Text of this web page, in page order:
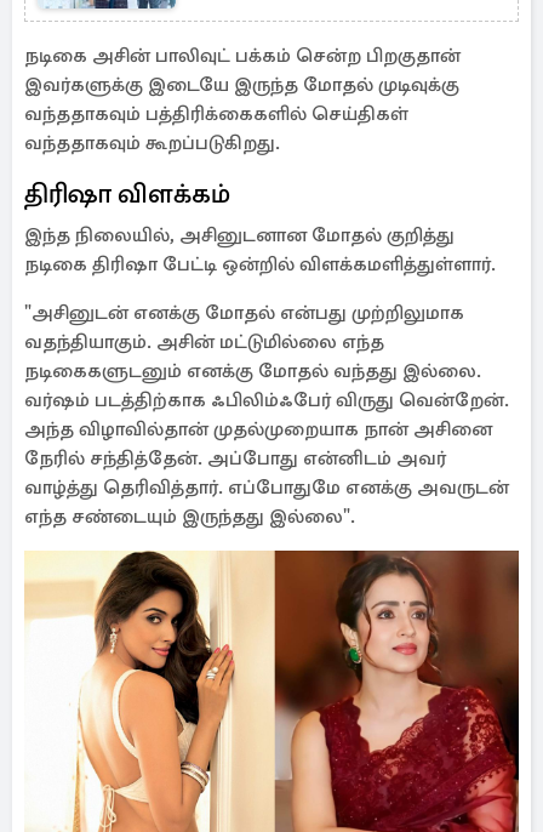
நடிகை அசின் பாலிவுட் பக்கம் சென்ற பிறகுதான்
இவர்களுக்கு இடையே இருந்த மோதல் முடிவுக்கு
வந்ததாகவும் பத்திரிக்கைகளில் செய்திகள்
வந்ததாகவும் கூறப்படுகிறது.
திரிஷா விளக்கம்
இந்த நிலையில், அசினுடனான மோதல் குறித்து
நடிகை திரிஷா பேட்டி ஒன்றில் விளக்கமளித்துள்ளார்.
"அசினுடன் எனக்கு மோதல் என்பது முற்றிலுமாக
வதந்தியாகும். அசின் மட்டுமில்லை எந்த
நடிகைகளுடனும் எனக்கு மோதல் வந்தது இல்லை.
வர்ஷம் படத்திற்காக ஃபிலிம்ஃபேர் விருது வென்றேன்.
அந்த விழாவில்தான் முதல்முறையாக நான் அசினை
நேரில் சந்தித்தேன். அப்போது என்னிடம் அவர்
வாழ்த்து தெரிவித்தார். எப்போதுமே எனக்கு அவருடன்
எந்த சண்டையும் இருந்தது இல்லை".